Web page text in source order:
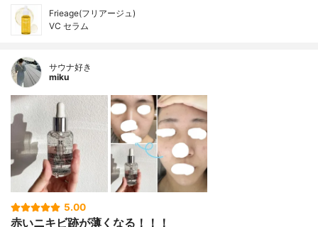
Frieage(フリアージュ)
VC セラム
サウナ好き
miku
5.00
赤いニキビ跡が薄くなる！！！